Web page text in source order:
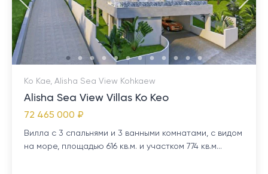
Ко Кае, Alisha Sea View Kohkaew
Alisha Sea View Villas Ко Кео
72 465 000 ₽
Вилла с 3 спальнями и 3 ванными комнатами, с видом
на море, площадью 616 кв.м. и участком 774 кв.м...